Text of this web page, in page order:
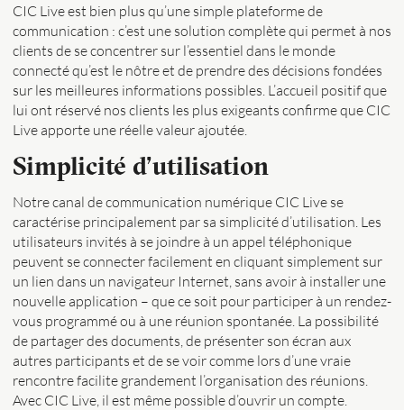
CIC Live est bien plus qu’une simple plateforme de
communication : c’est une solution complète qui permet à nos
clients de se concentrer sur l’essentiel dans le monde
connecté qu’est le nôtre et de prendre des décisions fondées
sur les meilleures informations possibles. L’accueil positif que
lui ont réservé nos clients les plus exigeants confirme que CIC
Live apporte une réelle valeur ajoutée.
Simplicité d’utilisation
Notre canal de communication numérique CIC Live se
caractérise principalement par sa simplicité d’utilisation. Les
utilisateurs invités à se joindre à un appel téléphonique
peuvent se connecter facilement en cliquant simplement sur
un lien dans un navigateur Internet, sans avoir à installer une
nouvelle application – que ce soit pour participer à un rendez-
vous programmé ou à une réunion spontanée. La possibilité
de partager des documents, de présenter son écran aux
autres participants et de se voir comme lors d’une vraie
rencontre facilite grandement l’organisation des réunions.
Avec CIC Live, il est même possible d’ouvrir un compte.